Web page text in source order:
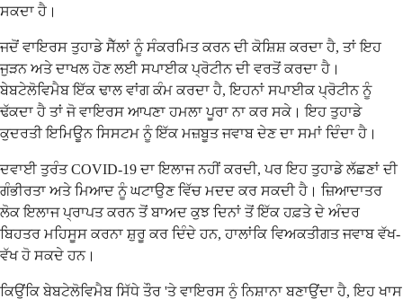
ਸਕਦਾ ਹੈ।
ਜਦੋਂ ਵਾਇਰਸ ਤੁਹਾਡੇ ਸੈੱਲਾਂ ਨੂੰ ਸੰਕਰਮਿਤ ਕਰਨ ਦੀ ਕੋਸ਼ਿਸ਼ ਕਰਦਾ ਹੈ, ਤਾਂ ਇਹ
ਜੁੜਨ ਅਤੇ ਦਾਖਲ ਹੋਣ ਲਈ ਸਪਾਈਕ ਪ੍ਰੋਟੀਨ ਦੀ ਵਰਤੋਂ ਕਰਦਾ ਹੈ।
ਬੇਬਟੇਲੋਵਿਮੈਬ ਇੱਕ ਢਾਲ ਵਾਂਗ ਕੰਮ ਕਰਦਾ ਹੈ, ਇਹਨਾਂ ਸਪਾਈਕ ਪ੍ਰੋਟੀਨ ਨੂੰ
ਢੱਕਦਾ ਹੈ ਤਾਂ ਜੋ ਵਾਇਰਸ ਆਪਣਾ ਹਮਲਾ ਪੂਰਾ ਨਾ ਕਰ ਸਕੇ। ਇਹ ਤੁਹਾਡੇ
ਕੁਦਰਤੀ ਇਮਿਊਨ ਸਿਸਟਮ ਨੂੰ ਇੱਕ ਮਜ਼ਬੂਤ ਜਵਾਬ ਦੇਣ ਦਾ ਸਮਾਂ ਦਿੰਦਾ ਹੈ।
ਦਵਾਈ ਤੁਰੰਤ COVID-19 ਦਾ ਇਲਾਜ ਨਹੀਂ ਕਰਦੀ, ਪਰ ਇਹ ਤੁਹਾਡੇ ਲੱਛਣਾਂ ਦੀ
ਗੰਭੀਰਤਾ ਅਤੇ ਮਿਆਦ ਨੂੰ ਘਟਾਉਣ ਵਿੱਚ ਮਦਦ ਕਰ ਸਕਦੀ ਹੈ। ਜ਼ਿਆਦਾਤਰ
ਲੋਕ ਇਲਾਜ ਪ੍ਰਾਪਤ ਕਰਨ ਤੋਂ ਬਾਅਦ ਕੁਝ ਦਿਨਾਂ ਤੋਂ ਇੱਕ ਹਫ਼ਤੇ ਦੇ ਅੰਦਰ
ਬਿਹਤਰ ਮਹਿਸੂਸ ਕਰਨਾ ਸ਼ੁਰੂ ਕਰ ਦਿੰਦੇ ਹਨ, ਹਾਲਾਂਕਿ ਵਿਅਕਤੀਗਤ ਜਵਾਬ ਵੱਖ-
ਵੱਖ ਹੋ ਸਕਦੇ ਹਨ।
ਕਿਉਂਕਿ ਬੇਬਟੇਲੋਵਿਮੈਬ ਸਿੱਧੇ ਤੌਰ 'ਤੇ ਵਾਇਰਸ ਨੂੰ ਨਿਸ਼ਾਨਾ ਬਣਾਉਂਦਾ ਹੈ, ਇਹ ਖਾਸ